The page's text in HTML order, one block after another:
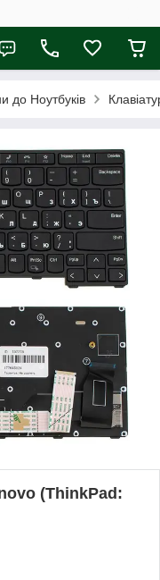
до Ноутбуків
(ThinkPad: